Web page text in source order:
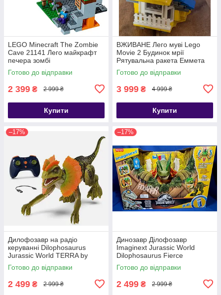
LEGO Minecraft The Zombie
Cave 21141 Лего майкрафт
печера зомбі
Готово до відправки
2 399 ₴ 2 999 ₴
Купити
ВЖИВАНЕ Лего муві Lego
Movie 2 Будинок мрії
Рятувальна ракета Еммета
70831 Emmet's Dream House
Rescue Rocket!
Готово до відправки
3 999 ₴ 4 999 ₴
Купити
–17%
Дилофозавр на радіо
керуванні Dilophosaurus
Jurassic World TERRA by
Battat Remote Control
Dinosaur
Готово до відправки
2 499 ₴ 2 999 ₴
–17%
Динозавр Ділофозавр
Imaginext Jurassic World
Dilophosaurus Fierce
Launchin Lights SOUNDS
Готово до відправки
2 499 ₴ 2 999 ₴